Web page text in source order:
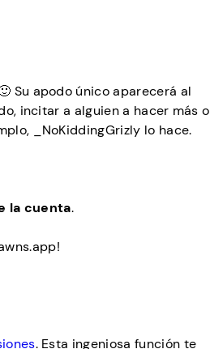
Su apodo único aparecerá al
incitar a alguien a hacer más o
_NoKiddingGrizly lo hace.
la cuenta.
. Esta ingeniosa función te